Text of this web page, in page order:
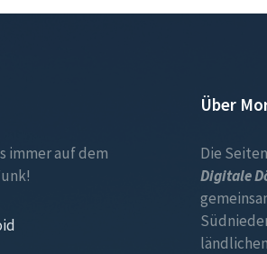
immer auf dem
Über
Die
Digitale